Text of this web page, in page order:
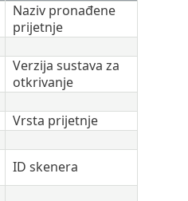
Naziv pronađene
prijetnje
Verzija sustava za
otkrivanje
Vrsta prijetnje
ID skenera